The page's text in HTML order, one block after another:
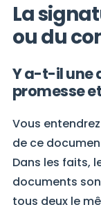
La
ou du
Y a-t-il une
promesse
Vous
de ce
Dans les faits,
documents
tous deux le